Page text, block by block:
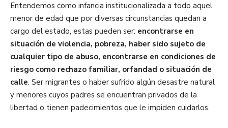
Entendemos como infancia institucionalizada a todo aquel
menor de edad que por diversas circunstancias quedan a
cargo del estado, estas pueden ser: encontrarse en
situación de violencia, pobreza, haber sido sujeto de
cualquier tipo de abuso, encontrarse en condiciones de
riesgo como rechazo familiar, orfandad o situación de
calle. Ser migrantes o haber sufrido algún desastre natural
y menores cuyos padres se encuentran privados de la
libertad o tienen padecimientos que le impiden cuidarlos.